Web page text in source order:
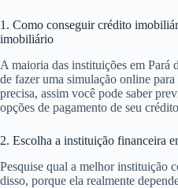
1. Como conseguir crédito
imobiliário
A maioria das instituições em Pará
de fazer uma simulação online
precisa, assim você pode saber
opções de pagamento de seu
2. Escolha a instituição financeira
Pesquise qual a melhor instituição
disso, porque ela realmente